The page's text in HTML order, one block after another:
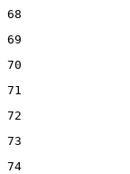
68
69
70
71
72
73
74